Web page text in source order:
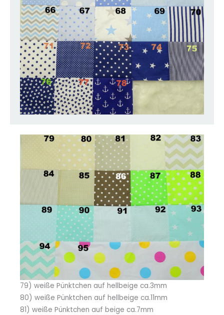
79) weiße Pünktchen auf hellbeige ca.3mm
80) weiße Pünktchen auf hellbeige ca.11mm
81) weiße Pünktchen auf beige ca.7mm